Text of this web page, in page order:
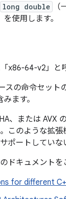
long double
を使用します。
x86-64-v2」と
スの命令セット
ます。
、または AVX
このような拡
ポートしていな
ドキュメントを
for different